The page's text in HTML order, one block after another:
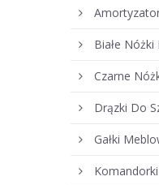
Białe
Czarne
Drązki Do
Gałki